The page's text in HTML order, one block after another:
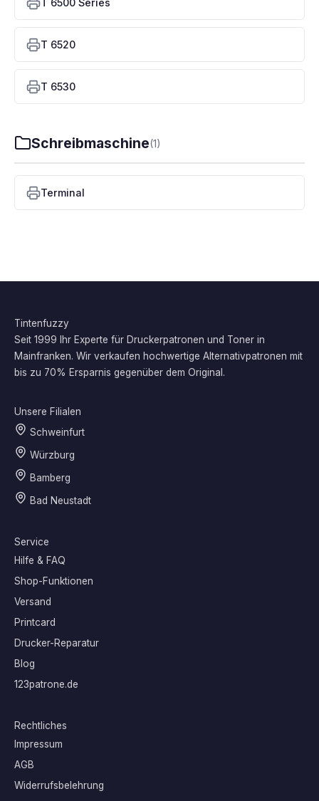
T 6500 Series
T 6520
T 6530
Schreibmaschine(1)
Terminal
Tintenfuzzy
Seit 1999 Ihr Experte für Druckerpatronen und Toner in
Mainfranken. Wir verkaufen hochwertige Alternativpatronen mit
bis zu 70% Ersparnis gegenüber dem Original.
Unsere Filialen
Schweinfurt
Würzburg
Bamberg
Bad Neustadt
Service
Hilfe & FAQ
Shop-Funktionen
Versand
Printcard
Drucker-Reparatur
Blog
123patrone.de
Rechtliches
Impressum
AGB
Widerrufsbelehrung